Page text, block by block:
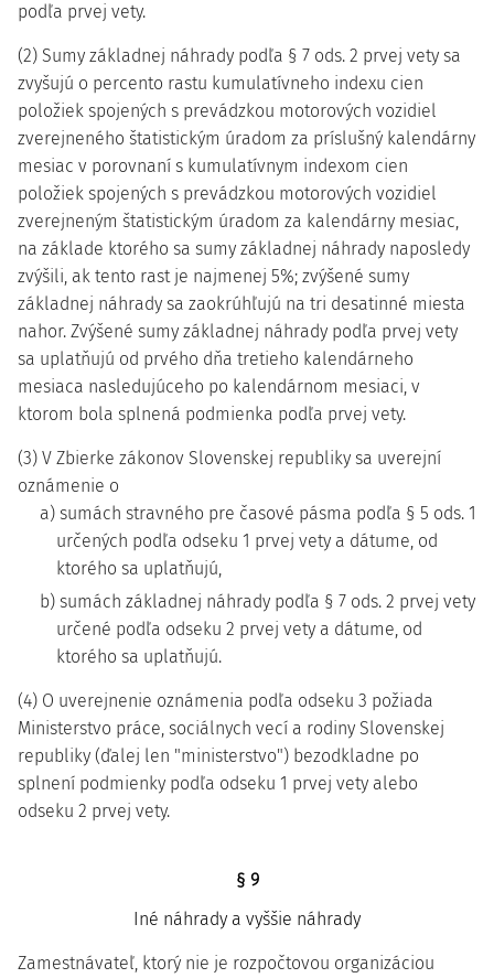
podľa prvej vety.
(2) Sumy základnej náhrady podľa § 7 ods. 2 prvej vety sa
zvyšujú o percento rastu kumulatívneho indexu cien
položiek spojených s prevádzkou motorových vozidiel
zverejneného štatistickým úradom za príslušný kalendárny
mesiac v porovnaní s kumulatívnym indexom cien
položiek spojených s prevádzkou motorových vozidiel
zverejneným štatistickým úradom za kalendárny mesiac,
na základe ktorého sa sumy základnej náhrady naposledy
zvýšili, ak tento rast je najmenej 5%; zvýšené sumy
základnej náhrady sa zaokrúhľujú na tri desatinné miesta
nahor. Zvýšené sumy základnej náhrady podľa prvej vety
sa uplatňujú od prvého dňa tretieho kalendárneho
mesiaca nasledujúceho po kalendárnom mesiaci, v
ktorom bola splnená podmienka podľa prvej vety.
(3) V Zbierke zákonov Slovenskej republiky sa uverejní
oznámenie o
a) sumách stravného pre časové pásma podľa § 5 ods. 1
určených podľa odseku 1 prvej vety a dátume, od
ktorého sa uplatňujú,
b) sumách základnej náhrady podľa § 7 ods. 2 prvej vety
určené podľa odseku 2 prvej vety a dátume, od
ktorého sa uplatňujú.
(4) O uverejnenie oznámenia podľa odseku 3 požiada
Ministerstvo práce, sociálnych vecí a rodiny Slovenskej
republiky (ďalej len "ministerstvo") bezodkladne po
splnení podmienky podľa odseku 1 prvej vety alebo
odseku 2 prvej vety.
§ 9
Iné náhrady a vyššie náhrady
Zamestnávateľ, ktorý nie je rozpočtovou organizáciou